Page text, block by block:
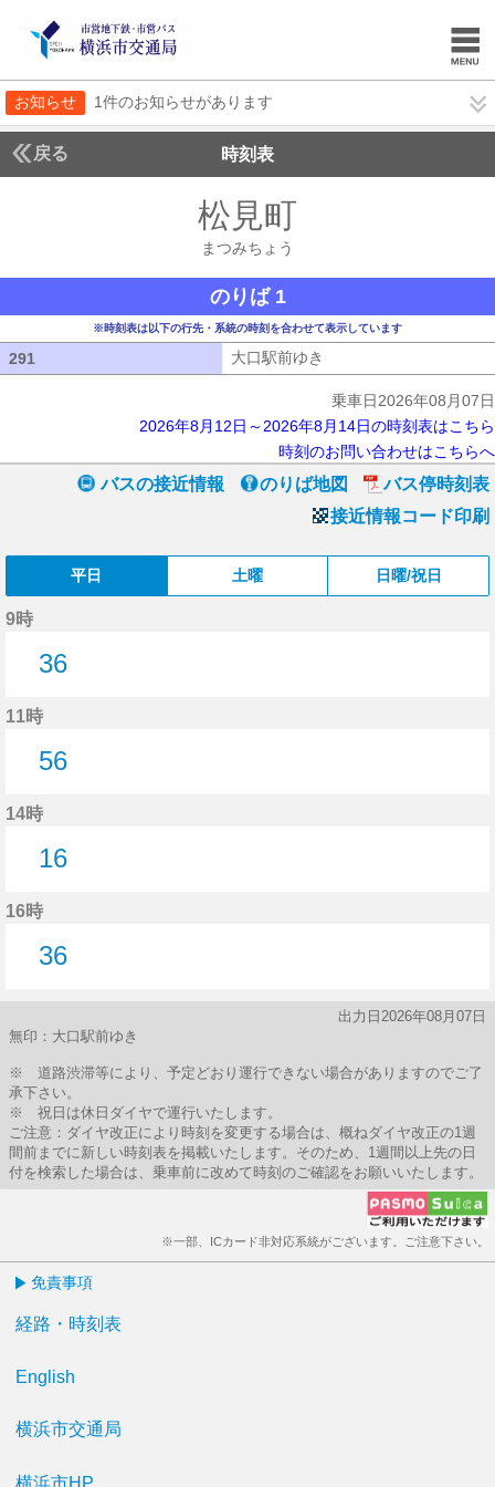
お知らせ 1件のお知らせがあります
戻る 時刻表
松見町
まつみちょう
のりば 1
※時刻表は以下の行先・系統の時刻を合わせて表示しています
291 大口駅前ゆき
乗車日2026年08月07日
2026年8月12日～2026年8月14日の時刻表はこちら
時刻のお問い合わせはこちらへ
バスの接近情報 のりば地図
バス停時刻表
接近情報コード印刷
平日 土曜 日曜/祝日
9時
36
11時
56
14時
16
16時
36
出力日2026年08月07日
無印：大口駅前ゆき
※ 道路渋滞等により、予定どおり運行できない場合がありますのでご了
承下さい。
※ 祝日は休日ダイヤで運行いたします。
ご注意：ダイヤ改正により時刻を変更する場合は、概ねダイヤ改正の1週
間前までに新しい時刻表を掲載いたします。そのため、1週間以上先の日
付を検索した場合は、乗車前に改めて時刻のご確認をお願いいたします。
※一部、ICカード非対応系統がございます。ご注意下さい。
免責事項
経路・時刻表
English
横浜市交通局
横浜市HP